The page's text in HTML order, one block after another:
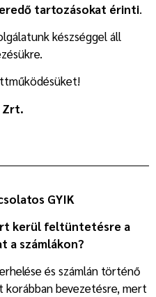
tartozásokat érinti.
készséggel áll
Zrt.
GYIK
kerül feltüntetésre a
a számlákon?
és számlán történő
bevezetésre, mert